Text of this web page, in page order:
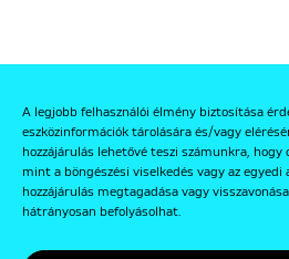
A legjobb felhasználói élmény biztosítása
eszközinformációk tárolására és/vagy
hozzájárulás lehetővé teszi számunkra, hogy
mint a böngészési viselkedés vagy az egyedi
hozzájárulás megtagadása vagy
hátrányosan befolyásolhat.